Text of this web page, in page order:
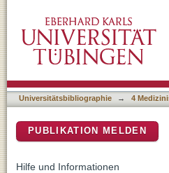
Universitätsbibliographie → 4
PUBLIKATION MELDEN
Hilfe und Informationen